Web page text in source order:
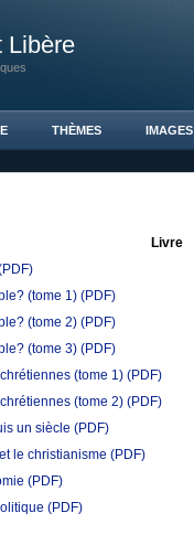
Libère
THÈMES IMAGES
Livre
(tome 1) (PDF)
(tome 2) (PDF)
(tome 3) (PDF)
(tome 1) (PDF)
(tome 2) (PDF)
un siècle (PDF)
le christianisme (PDF)
(PDF)
(PDF)